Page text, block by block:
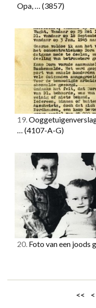
Opa, … (3857)
19.
… (4107-A-G)
20. Foto van een joods
<< <